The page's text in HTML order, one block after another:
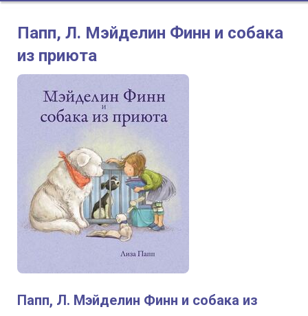
Папп, Л. Мэйделин Финн и собака
из приюта
Папп, Л. Мэйделин Финн и собака из